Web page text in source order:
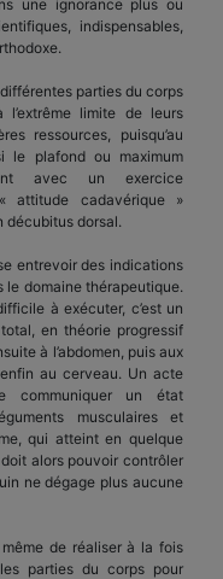
une ignorance plus ou
indispensables,
parties du corps
l’extrême limite de leurs
ressources, puisqu’au
le plafond ou maximum
avec un exercice
attitude cadavérique »
décubitus dorsal.
entrevoir des indications
le domaine thérapeutique.
à exécuter, c’est un
en théorie progressif
à l’abdomen, puis aux
au cerveau. Un acte
communiquer un état
musculaires et
qui atteint en quelque
alors pouvoir contrôler
ne dégage plus aucune
de réaliser à la fois
parties du corps pour